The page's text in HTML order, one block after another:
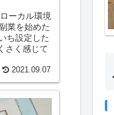
ーカル環境
業を始めた
ち設定した
さく感じて
2021.09.07